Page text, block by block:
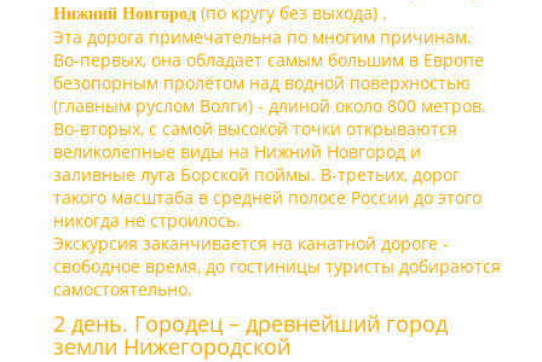
Нижний Новгород (по кругу без выхода) .
Эта дорога примечательна по многим причинам.
Во-первых, она обладает самым большим в Европе
безопорным пролётом над водной поверхностью
(главным руслом Волги) - длиной около 800 метров.
Во-вторых, с самой высокой точки открываются
великолепные виды на Нижний Новгород и
заливные луга Борской поймы. В-третьих, дорог
такого масштаба в средней полосе России до этого
никогда не строилось.
Экскурсия заканчивается на канатной дороге -
свободное время, до гостиницы туристы добираются
самостоятельно.
2 день. Городец – древнейший город
земли Нижегородской